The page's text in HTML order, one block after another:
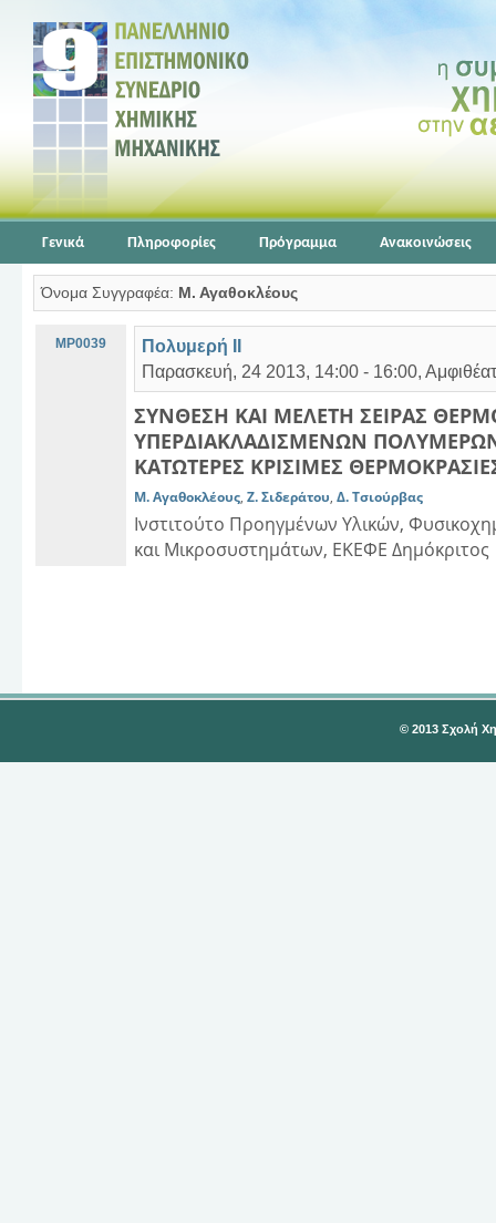
Γενικά Πληροφορίες Πρόγραμμα Ανακοινώσεις
Όνομα Συγγραφέα: Μ. Αγαθοκλέους
MP0039
Πολυμερή ΙΙ
Παρασκευή, 24 2013, 14:00 - 16:00,
ΣΥΝΘΕΣΗ ΚΑΙ ΜΕΛΕΤΗ ΣΕΙΡΑΣ
ΥΠΕΡΔΙΑΚΛΑΔΙΣΜΕΝΩΝ
ΚΑΤΩΤΕΡΕΣ ΚΡΙΣΙΜΕΣ
Μ. Αγαθοκλέους, Ζ. Σιδεράτου, Δ. Τσιούρβας
Ινστιτούτο Προηγμένων Υλικών,
και Μικροσυστημάτων, ΕΚΕΦΕ Δημόκριτος
© 2013 Σχολή